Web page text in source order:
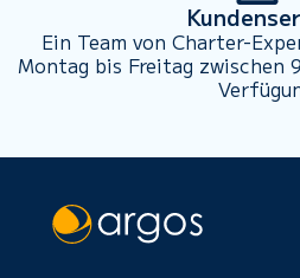
Ein Team von Charter-
Montag bis Freitag zwischen